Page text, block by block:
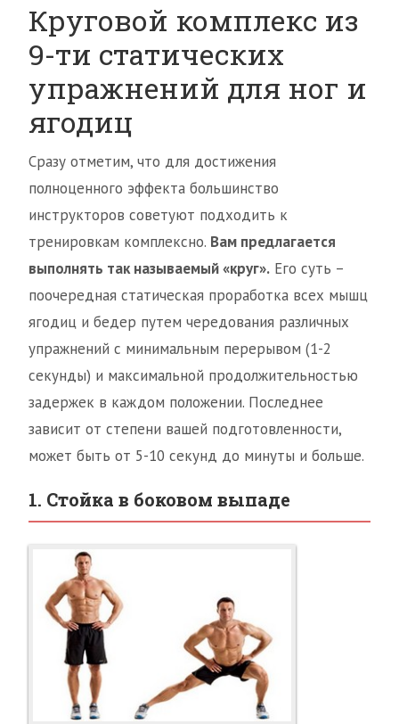
Круговой комплекс из
9-ти статических
упражнений для ног и
ягодиц
Сразу отметим, что для достижения
полноценного эффекта большинство
инструкторов советуют подходить к
тренировкам комплексно. Вам предлагается
выполнять так называемый «круг». Его суть –
поочередная статическая проработка всех мышц
ягодиц и бедер путем чередования различных
упражнений с минимальным перерывом (1-2
секунды) и максимальной продолжительностью
задержек в каждом положении. Последнее
зависит от степени вашей подготовленности,
может быть от 5-10 секунд до минуты и больше.
1. Стойка в боковом выпаде